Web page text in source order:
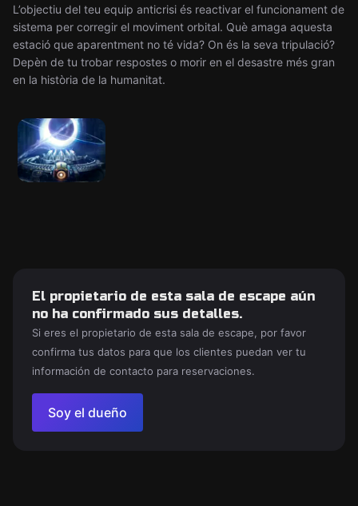
L’objectiu del teu equip anticrisi és reactivar el funcionament de
sistema per corregir el moviment orbital. Què amaga aquesta
estació que aparentment no té vida? On és la seva tripulació?
Depèn de tu trobar respostes o morir en el desastre més gran
en la història de la humanitat.
El propietario de esta sala de escape aún
no ha confirmado sus detalles.
Si eres el propietario de esta sala de escape, por favor
confirma tus datos para que los clientes puedan ver tu
información de contacto para reservaciones.
Soy el dueño